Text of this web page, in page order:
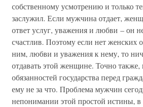
собственному усмотрению и только
заслужил. Если мужчина отдает,
ответ услуг, уважения и любви – он
счастлив. Поэтому если нет женских
ним, любви и уважения к нему, то
отдавать этой женщине. Точно также,
обязанностей государства перед
ему не за что. Проблема мужчин
непонимании этой простой истины,